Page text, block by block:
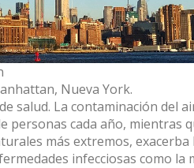
Nueva York.
salud. La contaminación del
personas cada año, mientras
más extremos,
infecciosas como la